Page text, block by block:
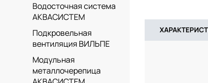
Водосточная система
АКВАСИСТЕМ
Подкровельная
вентиляция ВИЛЬПЕ
Модульная
металлочерепица